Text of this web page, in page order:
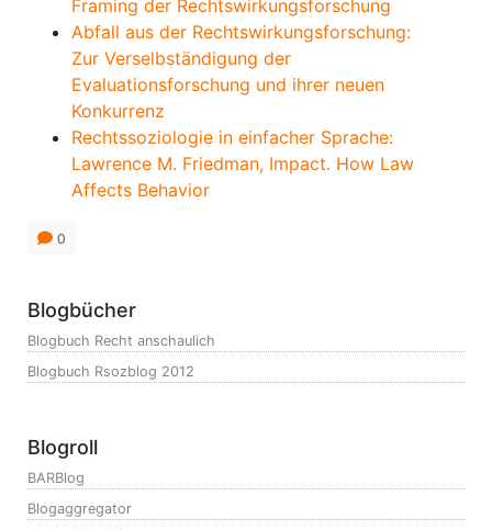
Framing der Rechtswirkungsforschung
Abfall aus der Rechtswirkungsforschung:
Zur Verselbständigung der
Evaluationsforschung und ihrer neuen
Konkurrenz
Rechtssoziologie in einfacher Sprache:
Lawrence M. Friedman, Impact. How Law
Affects Behavior
0
Blogbücher
Blogbuch Recht anschaulich
Blogbuch Rsozblog 2012
Blogroll
BARBlog
Blogaggregator